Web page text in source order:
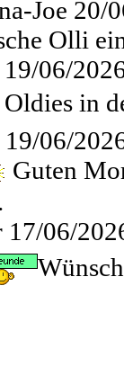
Joe 20/
Olli
19/06/
in
19/06/
Guten
17/06/